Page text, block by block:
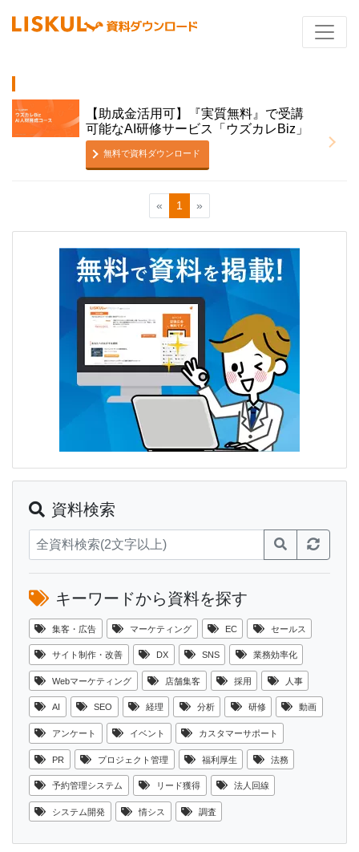
【助成金活用可】『実質無料』で受講
可能なAI研修サービス「ウズカレBiz」
無料で資料ダウンロード
« 1 »
資料検索
キーワードから資料を探す
集客・広告 マーケティング EC セールス
サイト制作・改善 DX SNS 業務効率化
Webマーケティング 店舗集客 採用 人事
AI SEO 経理 分析 研修 動画
アンケート イベント カスタマーサポート
PR プロジェクト管理 福利厚生 法務
予約管理システム リード獲得 法人回線
システム開発 情シス 調査